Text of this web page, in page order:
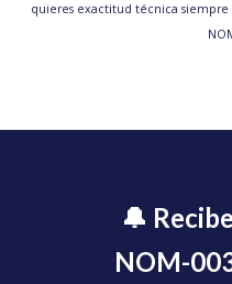
quieres exactitud técnica
🔔
NOM-